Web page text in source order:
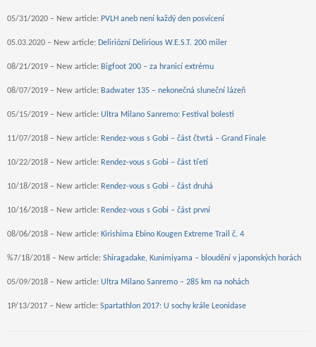
05/31/2020 – New article: PVLH aneb není každý den posvícení
05.03.2020 – New article: Deliriózní Delirious W.E.S.T. 200 miler
08/21/2019 – New article: Bigfoot 200 – za hranicí extrému
08/07/2019 – New article: Badwater 135 – nekonečná sluneční lázeň
05/15/2019 – New article: Ultra Milano Sanremo: Festival bolesti
11/07/2018 – New article: Rendez-vous s Gobi – část čtvrtá – Grand Finale
10/22/2018 – New article: Rendez-vous s Gobi – část třetí
10/18/2018 – New article: Rendez-vous s Gobi – část druhá
10/16/2018 – New article: Rendez-vous s Gobi – část první
08/06/2018 – New article: Kirishima Ebino Kougen Extreme Trail č. 4
%7/18/2018 – New article: Shiragadake, Kunimiyama – bloudění v japonských horách
05/09/2018 – New article: Ultra Milano Sanremo – 285 km na nohách
1P/13/2017 – New article: Spartathlon 2017: U sochy krále Leonidase